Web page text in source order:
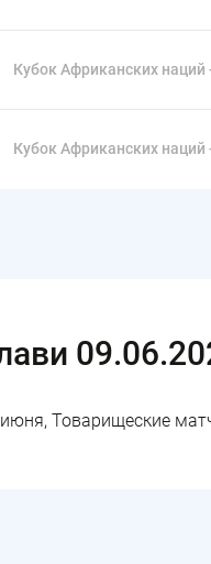
Кубок Африканских наций
Кубок Африканских наций
Товарищеские